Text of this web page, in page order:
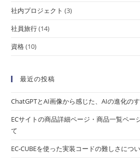
社内プロジェクト (3)
社員旅行(14)
資格(10)
最近の投稿
ChatGPTとAI画像から感じた、AIの進化の
ECサイトの商品詳細ページ・商品一覧ペー
て
EC-CUBEを使った実装コードの難しさにつ